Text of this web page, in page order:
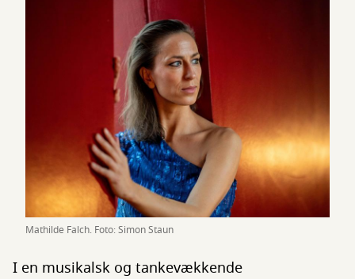
Mathilde Falch. Foto: Simon Staun
I en musikalsk og tankevækkende